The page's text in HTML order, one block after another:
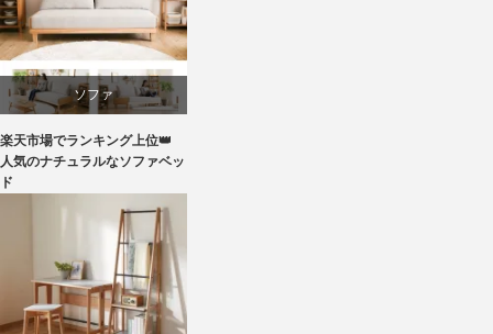
ビーチ
ブランディング
マーケティング
家具
ソファ
ライフスタイル
楽天市場でランキング上位👑
人気のナチュラルなソファベッ
ド